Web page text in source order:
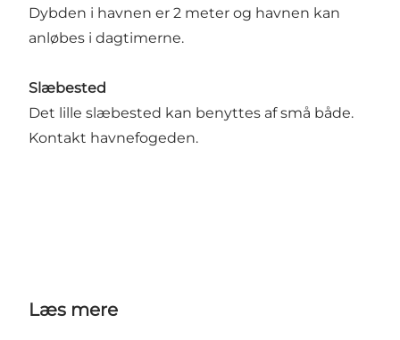
Dybden i havnen er 2 meter og havnen kan
anløbes i dagtimerne.
Slæbested
Det lille slæbested kan benyttes af små både.
Kontakt havnefogeden.
Læs mere